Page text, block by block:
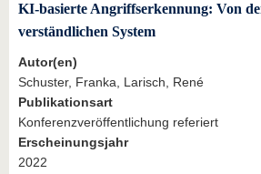
KI-basierte Angriffserkennung: Von
verständlichen System
Autor(en)
Schuster, Franka, Larisch, René
Publikationsart
Konferenzveröffentlichung referiert
Erscheinungsjahr
2022